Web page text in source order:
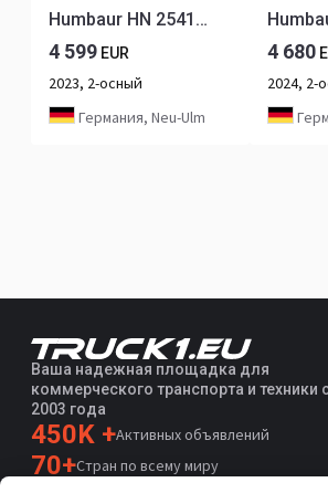
Humbaur HN 254121 Hochlader 2,5 to. 4100 x 2100 x 350 mm
4 599 EUR
2023, 2-осный
Германия, Neu-Ulm
4 680
2024, 2-
Ваша надежная площадка для
коммерческого транспорта и техники
2003 года
450K +Активных объявлений
70+Стран по всему миру